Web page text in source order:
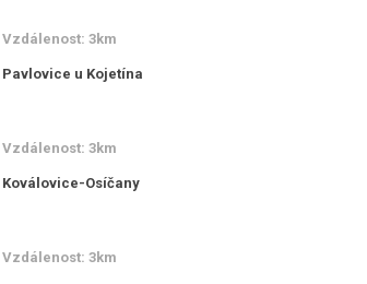
Vzdálenost: 3km
Pavlovice u Kojetína
Vzdálenost: 3km
Koválovice-Osíčany
Vzdálenost: 3km